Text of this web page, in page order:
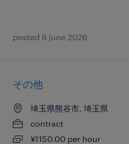
posted 9 june 2026
その他
埼玉県熊谷市, 埼玉県
contract
¥1150.00 per hour